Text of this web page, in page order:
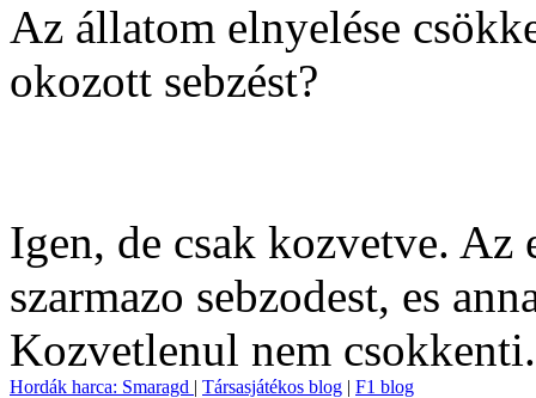
Az állatom elnyelése
okozott sebzést?
Igen, de csak kozvetve.
szarmazo sebzodest, es
Kozvetlenul nem csokkenti.
Hordák harca: Smaragd | Társasjátékos blog | F1 blog